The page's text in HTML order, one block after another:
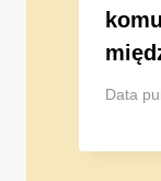
Data